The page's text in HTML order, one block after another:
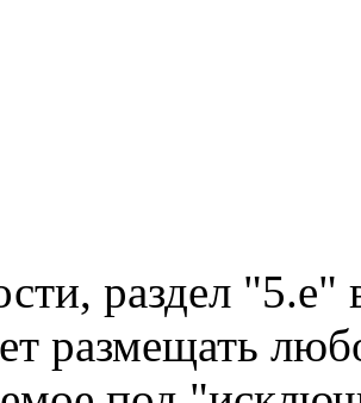
раздел
размещать